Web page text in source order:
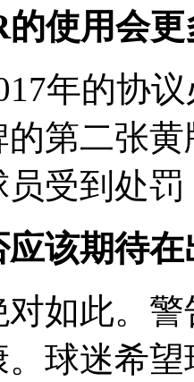
的使用会
年的协
第二张
受到处
该期待
对如此。
。球迷希